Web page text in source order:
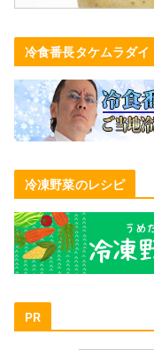
冷食番長タケムラダ
冷凍野菜のレシピ
PR